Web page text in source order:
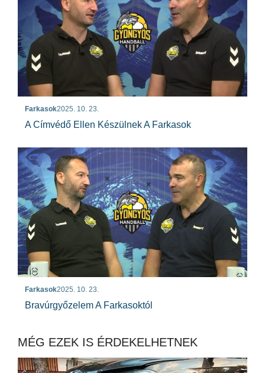
Farkasok2025. 10. 23.
A Címvédő Ellen Készülnek A Farkasok
Farkasok2025. 10. 23.
Bravúrgyőzelem A Farkasoktól
MÉG EZEK IS ÉRDEKELHETNEK